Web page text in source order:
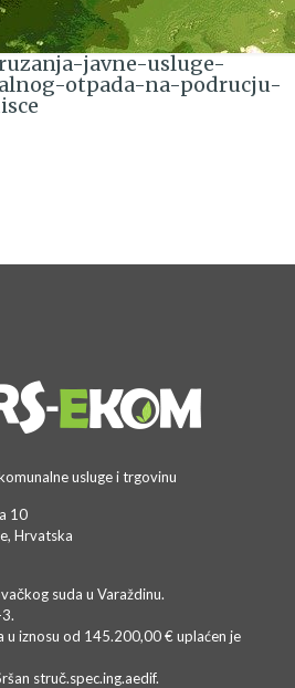
javne-usluge-
otpada-na-podrucju-
usluge i trgovinu
10
Hrvatska
suda u Varaždinu.
u iznosu od 145.200,00 € uplaćen je
struč.spec.ing.aedif.